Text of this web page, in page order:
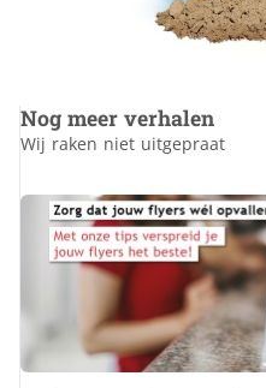
Nog meer verhalen
Wij raken niet uitgepraat